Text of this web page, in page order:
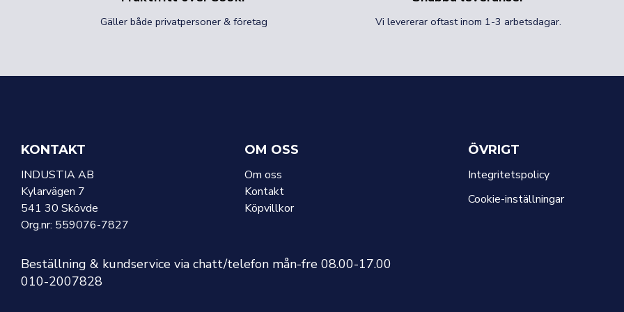
Gäller både privatpersoner & företag Vi levererar oftast inom 1-3 arbetsdagar.
KONTAKT
INDUSTIA AB
Kylarvägen 7
541 30 Skövde
Org.nr: 559076-7827
OM OSS
Om oss
Kontakt
Köpvillkor
ÖVRIGT
Integritetspolicy
Cookie-inställningar
Beställning & kundservice via chatt/telefon mån-fre 08.00-17.00
010-2007828